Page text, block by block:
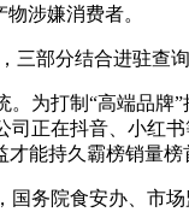
涉嫌消费者。
部分结合进驻查询
打制“高端品牌
正在抖音、小红
能持久霸榜销量榜
院食安办、市